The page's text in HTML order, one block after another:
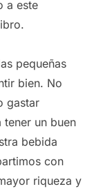
a este
pequeñas
bien. No
gastar
un buen
bebida
con
riqueza y